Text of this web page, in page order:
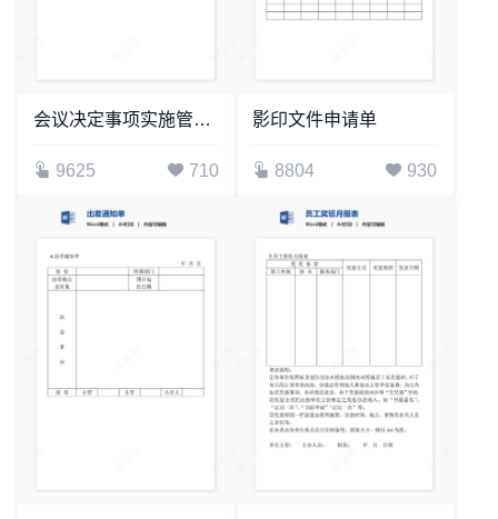
会议决定事项实施管理表
9625 710
影印文件申请单
8804 930